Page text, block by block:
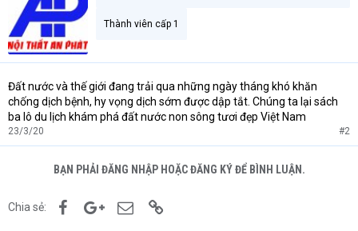
Thành viên cấp 1
Đất nước và thế giới đang trải qua những ngày tháng khó khăn
chống dịch bệnh, hy vọng dịch sớm được dập tắt. Chúng ta lại sách
ba lô du lịch khám phá đất nước non sông tươi đẹp Việt Nam
23/3/20 #2
BẠN PHẢI ĐĂNG NHẬP HOẶC ĐĂNG KÝ ĐỂ BÌNH LUẬN.
Chia sẻ: FacebookGoogle+Email